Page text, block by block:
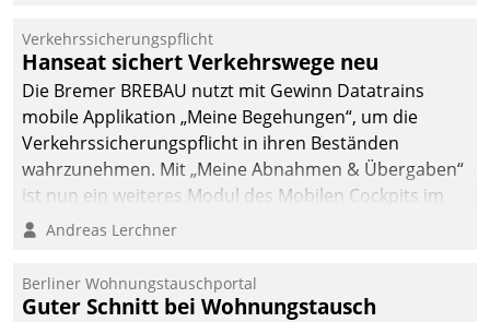
Verkehrssicherungspflicht
Hanseat sichert Verkehrswege neu
Die Bremer BREBAU nutzt mit Gewinn Datatrains
mobile Applikation „Meine Begehungen“, um die
Verkehrssicherungspflicht in ihren Beständen
wahrzunehmen. Mit „Meine Abnahmen & Übergaben“
ist nun ein weiteres Modul des Mobilen Cockpits im
Einsatz.
Andreas Lerchner
Berliner Wohnungstauschportal
Guter Schnitt bei Wohnungstausch